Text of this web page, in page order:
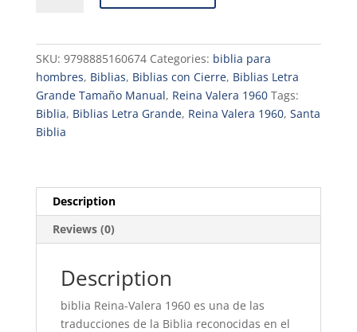
12
puntos
tamaño
manual
40:31
imit.piel
cafe
indice
quantity
SKU: 9798885160674 Categories: biblia para
hombres, Biblias, Biblias con Cierre, Biblias Letra
Grande Tamaño Manual, Reina Valera 1960 Tags:
Biblia, Biblias Letra Grande, Reina Valera 1960, Santa
Biblia
Description
Reviews (0)
Description
biblia Reina-Valera 1960 es una de las
traducciones de la Biblia reconocidas en el